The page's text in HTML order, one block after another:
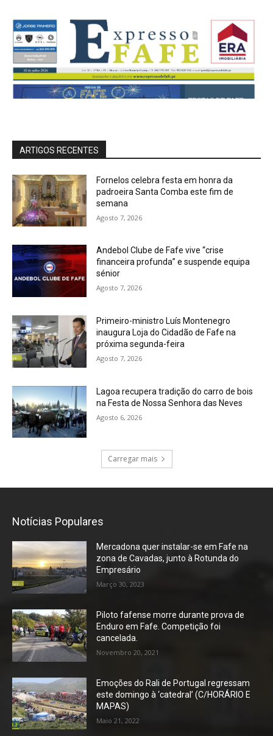
ARTIGOS RECENTES
Fornelos celebra festa em honra da
padroeira Santa Comba este fim de
semana
Agosto 7, 2026
Andebol Clube de Fafe vive “crise
financeira profunda” e suspende equipa
sénior
Agosto 7, 2026
Primeiro-ministro Luís Montenegro
inaugura Loja do Cidadão de Fafe na
próxima segunda-feira
Agosto 7, 2026
Lagoa recupera tradição do carro de bois
na Festa de Nossa Senhora das Neves
Agosto 6, 2026
Carregar mais
Notícias Populares
Mercadona quer instalar-se em Fafe na
zona de Cavadas, junto à Rotunda do
Empresário
Março 30, 2023
Piloto fafense morre durante prova de
Enduro em Fafe. Competição foi
cancelada.
Novembro 20, 2021
Emoções do Rali de Portugal regressam
este domingo à ‘catedral’ (C/HORÁRIO E
MAPAS)
Maio 21, 2022